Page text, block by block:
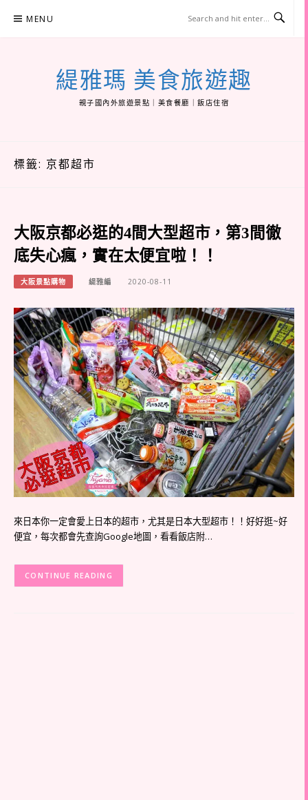
MENU
緹雅瑪 美食旅遊趣
親子國內外旅遊景點｜美食餐廳｜飯店住宿
標籤: 京都超市
大阪京都必逛的4間大型超市，第3間徹
底失心瘋，實在太便宜啦！！
大阪景點購物 緹雅編 2020-08-11
來日本你一定會愛上日本的超市，尤其是日本大型超市！！好好逛~好
便宜，每次都會先查詢Google地圖，看看飯店附…
CONTINUE READING